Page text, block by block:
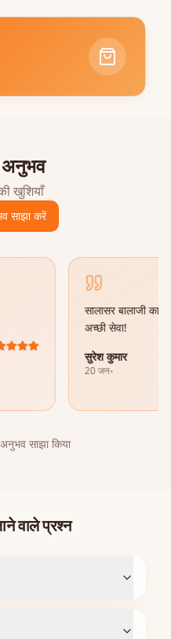
खुशियाँ
साझा करें
सालासर बालाजी का
अच्छी सेवा!
सुरेश कुमार
20 जन॰
साझा किया
वाले प्रश्न